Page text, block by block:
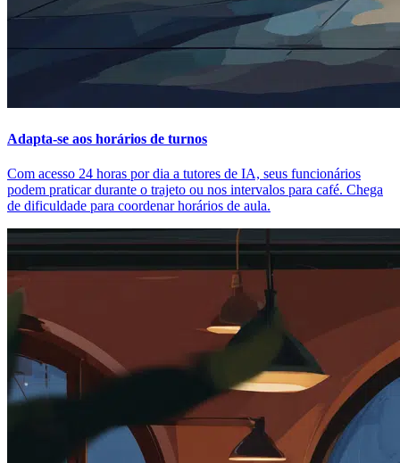
Adapta-se aos horários de turnos
Com acesso 24 horas por dia a tutores de IA, seus funcionários
podem praticar durante o trajeto ou nos intervalos para café. Chega
de dificuldade para coordenar horários de aula.